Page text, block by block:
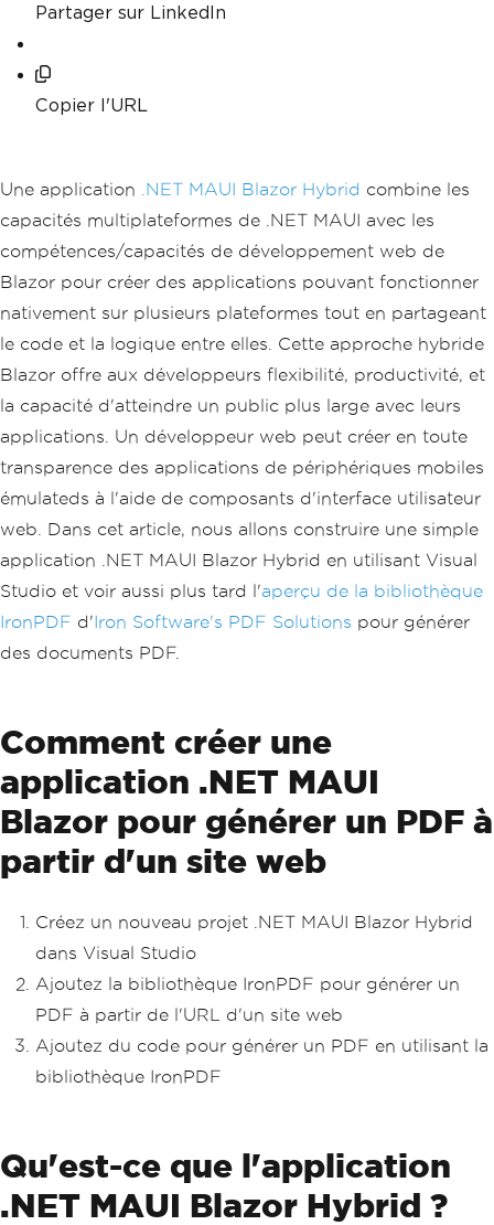
Partager sur LinkedIn
Copier l'URL
Une application .NET MAUI Blazor Hybrid combine les
capacités multiplateformes de .NET MAUI avec les
compétences/capacités de développement web de
Blazor pour créer des applications pouvant fonctionner
nativement sur plusieurs plateformes tout en partageant
le code et la logique entre elles. Cette approche hybride
Blazor offre aux développeurs flexibilité, productivité, et
la capacité d'atteindre un public plus large avec leurs
applications. Un développeur web peut créer en toute
transparence des applications de périphériques mobiles
émulateds à l'aide de composants d'interface utilisateur
web. Dans cet article, nous allons construire une simple
application .NET MAUI Blazor Hybrid en utilisant Visual
Studio et voir aussi plus tard l'aperçu de la bibliothèque
IronPDF d'Iron Software's PDF Solutions pour générer
des documents PDF.
Comment créer une
application .NET MAUI
Blazor pour générer un PDF à
partir d'un site web
Créez un nouveau projet .NET MAUI Blazor Hybrid
dans Visual Studio
Ajoutez la bibliothèque IronPDF pour générer un
PDF à partir de l'URL d'un site web
Ajoutez du code pour générer un PDF en utilisant la
bibliothèque IronPDF
Qu'est-ce que l'application
.NET MAUI Blazor Hybrid ?